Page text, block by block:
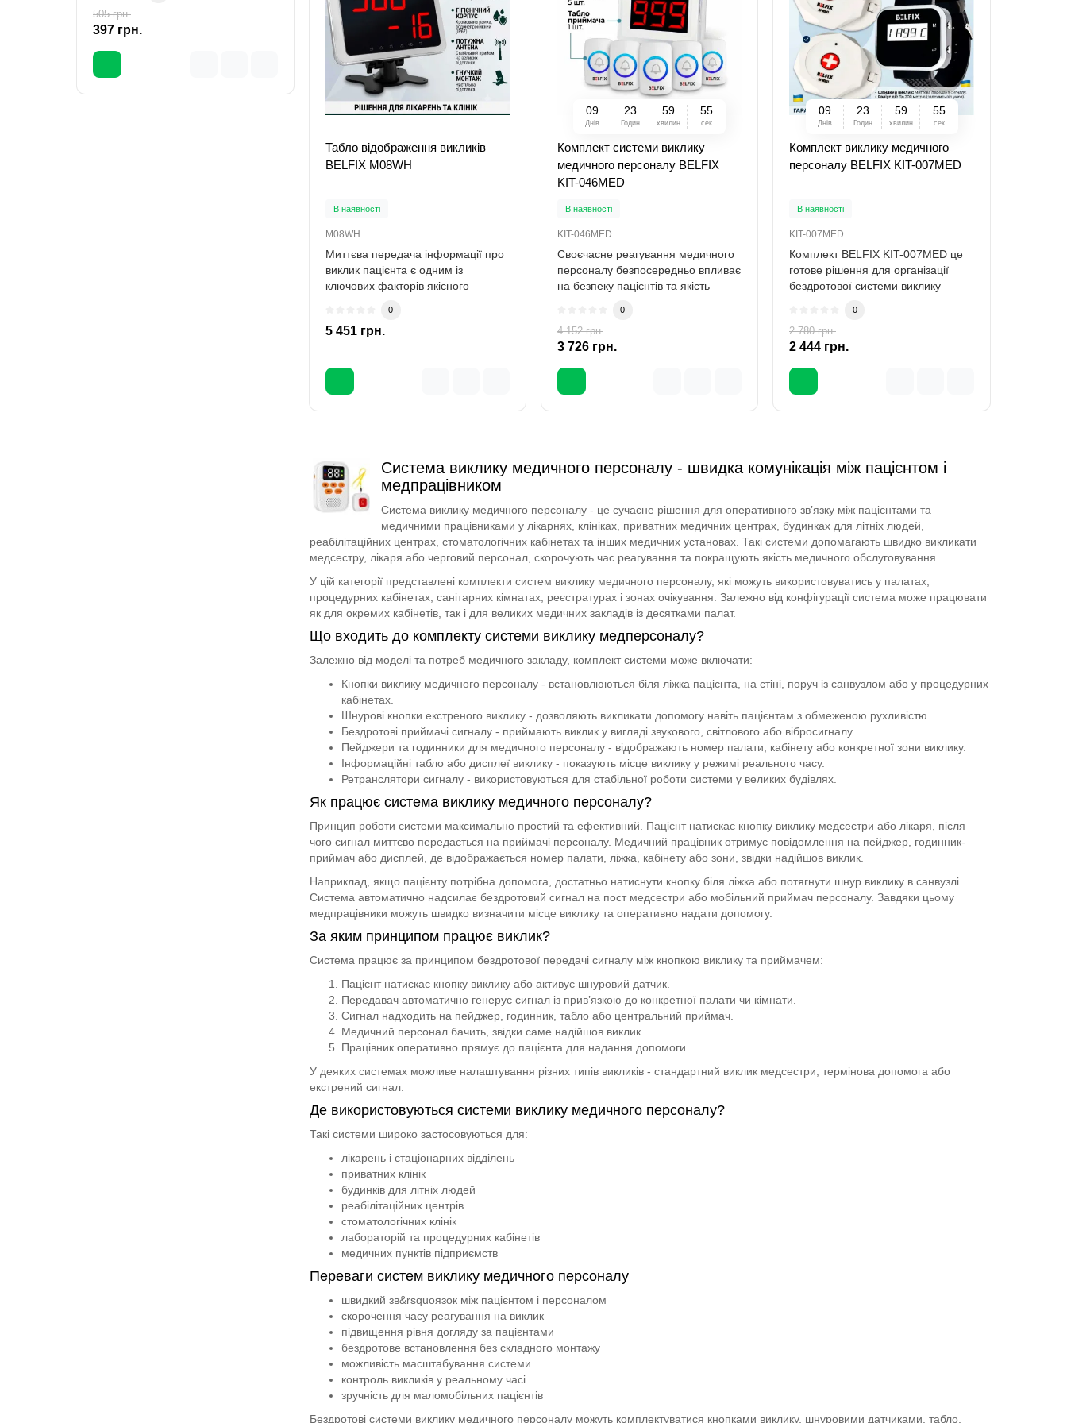
505 грн.
397 грн.
657 грн. -30 %
461 грн.
29 824 грн. -10 %
26 841 грн.
Табло відображення викликів
BELFIX M08WH
В наявності
M08WH
Миттєва передача інформації про
виклик пацієнта є одним із
ключових факторів якісного
0
5 451 грн.
09
Днів
23
Годин
59
хвилин
54
сек
Комплект системи виклику
медичного персоналу BELFIX
KIT-046MED
В наявності
KIT-046MED
Своєчасне реагування медичного
персоналу безпосередньо впливає
на безпеку пацієнтів та якість
0
4 152 грн.
3 726 грн.
09
Днів
23
Годин
59
хвилин
54
сек
Комплект виклику медичного
персоналу BELFIX KIT-007MED
В наявності
KIT-007MED
Комплект BELFIX KIT-007MED це
готове рішення для організації
бездротової системи виклику
0
2 780 грн.
2 444 грн.
Система виклику медичного персоналу - швидка комунікація між пацієнтом і
медпрацівником
Система виклику медичного персоналу - це сучасне рішення для оперативного зв’язку між пацієнтами та
медичними працівниками у лікарнях, клініках, приватних медичних центрах, будинках для літніх людей,
реабілітаційних центрах, стоматологічних кабінетах та інших медичних установах. Такі системи допомагають швидко викликати
медсестру, лікаря або черговий персонал, скорочують час реагування та покращують якість медичного обслуговування.
У цій категорії представлені комплекти систем виклику медичного персоналу, які можуть використовуватись у палатах,
процедурних кабінетах, санітарних кімнатах, реєстратурах і зонах очікування. Залежно від конфігурації система може працювати
як для окремих кабінетів, так і для великих медичних закладів із десятками палат.
Що входить до комплекту системи виклику медперсоналу?
Залежно від моделі та потреб медичного закладу, комплект системи може включати:
Кнопки виклику медичного персоналу - встановлюються біля ліжка пацієнта, на стіні, поруч із санвузлом або у процедурних
кабінетах.
Шнурові кнопки екстреного виклику - дозволяють викликати допомогу навіть пацієнтам з обмеженою рухливістю.
Бездротові приймачі сигналу - приймають виклик у вигляді звукового, світлового або вібросигналу.
Пейджери та годинники для медичного персоналу - відображають номер палати, кабінету або конкретної зони виклику.
Інформаційні табло або дисплеї виклику - показують місце виклику у режимі реального часу.
Ретранслятори сигналу - використовуються для стабільної роботи системи у великих будівлях.
Як працює система виклику медичного персоналу?
Принцип роботи системи максимально простий та ефективний. Пацієнт натискає кнопку виклику медсестри або лікаря, після
чого сигнал миттєво передається на приймачі персоналу. Медичний працівник отримує повідомлення на пейджер, годинник-
приймач або дисплей, де відображається номер палати, ліжка, кабінету або зони, звідки надійшов виклик.
Наприклад, якщо пацієнту потрібна допомога, достатньо натиснути кнопку біля ліжка або потягнути шнур виклику в санвузлі.
Система автоматично надсилає бездротовий сигнал на пост медсестри або мобільний приймач персоналу. Завдяки цьому
медпрацівники можуть швидко визначити місце виклику та оперативно надати допомогу.
За яким принципом працює виклик?
Система працює за принципом бездротової передачі сигналу між кнопкою виклику та приймачем:
Пацієнт натискає кнопку виклику або активує шнуровий датчик.
Передавач автоматично генерує сигнал із прив’язкою до конкретної палати чи кімнати.
Сигнал надходить на пейджер, годинник, табло або центральний приймач.
Медичний персонал бачить, звідки саме надійшов виклик.
Працівник оперативно прямує до пацієнта для надання допомоги.
У деяких системах можливе налаштування різних типів викликів - стандартний виклик медсестри, термінова допомога або
екстрений сигнал.
Де використовуються системи виклику медичного персоналу?
Такі системи широко застосовуються для:
лікарень і стаціонарних відділень
приватних клінік
будинків для літніх людей
реабілітаційних центрів
стоматологічних клінік
лабораторій та процедурних кабінетів
медичних пунктів підприємств
Переваги систем виклику медичного персоналу
швидкий зв&rsquoязок між пацієнтом і персоналом
скорочення часу реагування на виклик
підвищення рівня догляду за пацієнтами
бездротове встановлення без складного монтажу
можливість масштабування системи
контроль викликів у реальному часі
зручність для маломобільних пацієнтів
Бездротові системи виклику медичного персоналу можуть комплектуватися кнопками виклику, шнуровими датчиками, табло,